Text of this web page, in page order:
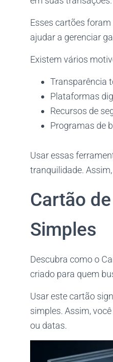
Esses cartões
ajudar a gerenciar
Existem vários
Transparência
Plataformas
Recursos de
Programas de
Usar essas
tranquilidade.
Cartão
Simples
Descubra como o
criado para quem
Usar este cartão
simples. Assim,
ou datas.